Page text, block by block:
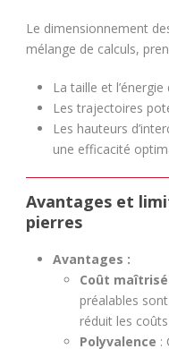
Le dimensionnement
mélange de calculs,
La taille et
Les trajectoires
Les hauteurs
une efficacité
Avantages et
pierres
Avantages :
Coût maîtrisé
préalables
réduit les
Polyvalence :